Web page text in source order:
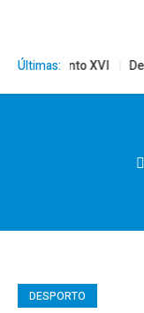
Últimas:
Bento XVI
DESPORTO